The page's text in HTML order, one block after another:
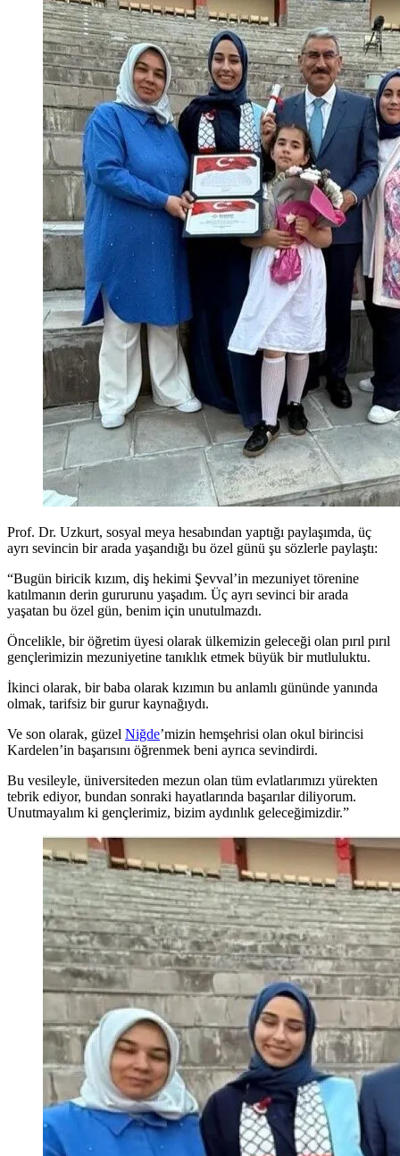
Prof. Dr. Uzkurt, sosyal meya hesabından yaptığı paylaşımda, üç
ayrı sevincin bir arada yaşandığı bu özel günü şu sözlerle paylaştı:
“Bugün biricik kızım, diş hekimi Şevval’in mezuniyet törenine
katılmanın derin gururunu yaşadım. Üç ayrı sevinci bir arada
yaşatan bu özel gün, benim için unutulmazdı.
Öncelikle, bir öğretim üyesi olarak ülkemizin geleceği olan pırıl pırıl
gençlerimizin mezuniyetine tanıklık etmek büyük bir mutluluktu.
İkinci olarak, bir baba olarak kızımın bu anlamlı gününde yanında
olmak, tarifsiz bir gurur kaynağıydı.
Ve son olarak, güzel Niğde’mizin hemşehrisi olan okul birincisi
Kardelen’in başarısını öğrenmek beni ayrıca sevindirdi.
Bu vesileyle, üniversiteden mezun olan tüm evlatlarımızı yürekten
tebrik ediyor, bundan sonraki hayatlarında başarılar diliyorum.
Unutmayalım ki gençlerimiz, bizim aydınlık geleceğimizdir.”